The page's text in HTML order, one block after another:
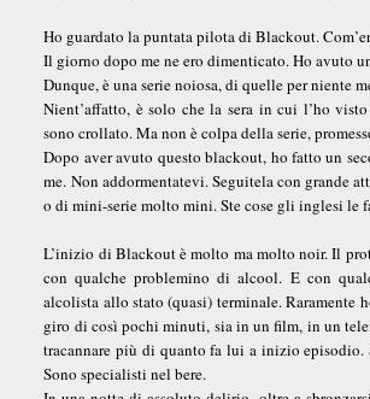
Ho guardato la puntata pilota di Blackout.
Il giorno dopo me ne ero dimenticato. Ho avuto
Dunque, è una serie noiosa, di quelle per niente
Nient’affatto, è solo che la sera in cui l’ho
sono crollato. Ma non è colpa della serie,
Dopo aver avuto questo blackout, ho fatto un
me. Non addormentatevi. Seguitela con grande
o di mini-serie molto mini. Ste cose gli inglesi le
L’inizio di Blackout è molto ma molto noir. Il
con qualche problemino di alcool. E con
alcolista allo stato (quasi) terminale. Raramente
giro di così pochi minuti, sia in un film, in un
tracannare più di quanto fa lui a inizio episodio.
Sono specialisti nel bere.